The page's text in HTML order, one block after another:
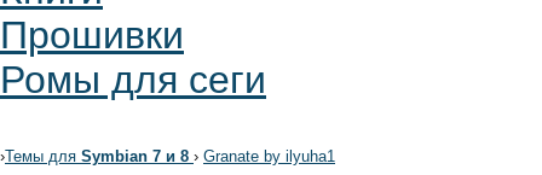
Прошивки
Ромы для сеги
›Темы для Symbian 7 и 8 › Granate by ilyuha1